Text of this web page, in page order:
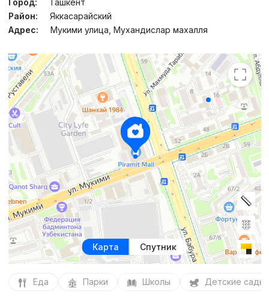
Город:
Ташкент
Район:
Яккасарайский
Адрес:
Мукими улица, Мухандислар махалля
Карта Спутник
Еда Парки Школы Детские сады